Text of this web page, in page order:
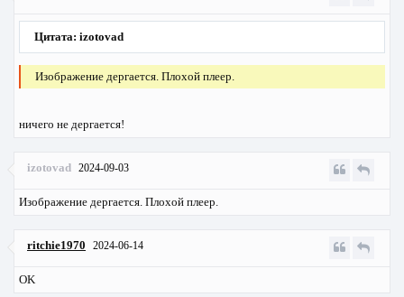
Цитата: izotovad
Изображение дергается. Плохой плеер.
ничего не дергается!
izotovad 2024-09-03
Изображение дергается. Плохой плеер.
ritchie1970 2024-06-14
OK